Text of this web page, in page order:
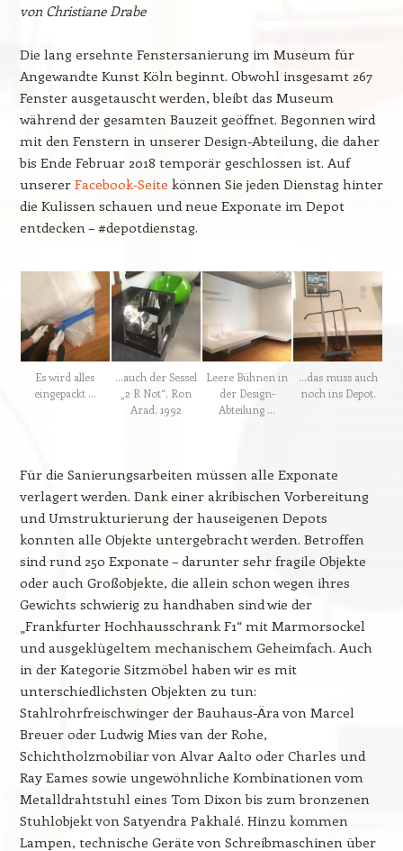
von Christiane Drabe
Die lang ersehnte Fenstersanierung im Museum für
Angewandte Kunst Köln beginnt. Obwohl insgesamt 267
Fenster ausgetauscht werden, bleibt das Museum
während der gesamten Bauzeit geöffnet. Begonnen wird
mit den Fenstern in unserer Design-Abteilung, die daher
bis Ende Februar 2018 temporär geschlossen ist. Auf
unserer Facebook-Seite können Sie jeden Dienstag hinter
die Kulissen schauen und neue Exponate im Depot
entdecken – #depotdienstag.
Es wird alles
eingepackt …
…auch der Sessel
„2 R Not“, Ron
Arad, 1992
Leere Bühnen in
der Design-
Abteilung …
…das muss auch
noch ins Depot.
Für die Sanierungsarbeiten müssen alle Exponate
verlagert werden. Dank einer akribischen Vorbereitung
und Umstrukturierung der hauseigenen Depots
konnten alle Objekte untergebracht werden. Betroffen
sind rund 250 Exponate – darunter sehr fragile Objekte
oder auch Großobjekte, die allein schon wegen ihres
Gewichts schwierig zu handhaben sind wie der
„Frankfurter Hochhausschrank F1“ mit Marmorsockel
und ausgeklügeltem mechanischem Geheimfach. Auch
in der Kategorie Sitzmöbel haben wir es mit
unterschiedlichsten Objekten zu tun:
Stahlrohrfreischwinger der Bauhaus-Ära von Marcel
Breuer oder Ludwig Mies van der Rohe,
Schichtholzmobiliar von Alvar Aalto oder Charles und
Ray Eames sowie ungewöhnliche Kombinationen vom
Metalldrahtstuhl eines Tom Dixon bis zum bronzenen
Stuhlobjekt von Satyendra Pakhalé. Hinzu kommen
Lampen, technische Geräte von Schreibmaschinen über